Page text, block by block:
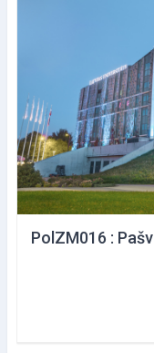
PolZM016 :